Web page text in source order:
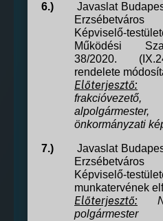
6.)
Javaslat
Képviselő-
Működési
38/2020.
rendelete
Előterjesztő:
frakcióvezető,
önkormányzati
7.)
Javaslat
Képviselő-
munkatervének
Előterjesztő:
polgármester